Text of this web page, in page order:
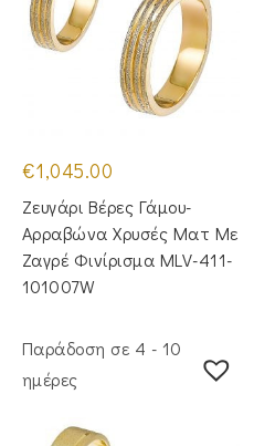
€1,045.00
Ζευγάρι Βέρες Γάμου-
Αρραβώνα Χρυσές Ματ Με
Ζαγρέ Φινίρισμα MLV-411-
101007W
Παράδοση σε 4 - 10
ημέρες